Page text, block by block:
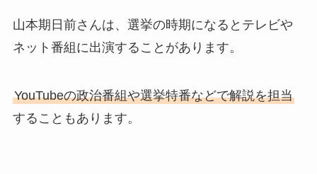
山本期日前さんは、選挙の時期になるとテレビや
ネット番組に出演することがあります。
YouTubeの政治番組や選挙特番などで解説を担当
することもあります。